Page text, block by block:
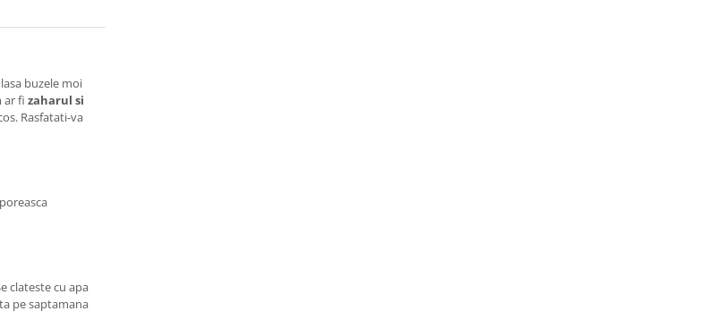
buzele moi
ar fi zaharul si
Rasfatati-va
clateste cu apa
pe saptamana